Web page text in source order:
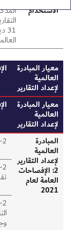
الاستخدام
معيار المبادرة
العالمية
لإعداد التقارير
معيار المبادرة
العالمية
لإعداد التقارير
المبادرة
العالمية
لإعداد التقارير
2: الإفصاحات
العامة لعام
2021
2‑1 التفاصيل التنظيمية